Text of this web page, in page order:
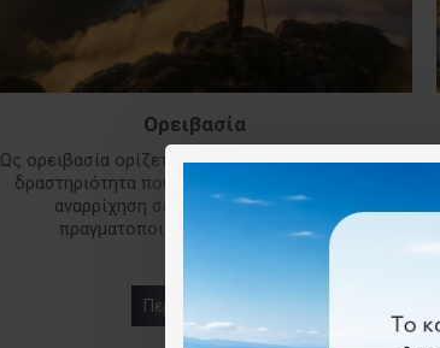
Ορειβασία
Ως ορειβασία ορίζεται η οποιαδήποτε αθλητική
δραστηριότητα που περιλαμβάνει ανάβαση ή
αναρρίχηση σε βουνό. Η ορειβασία
πραγματοποιείται είτε με αναρρί..
Περισσότερα